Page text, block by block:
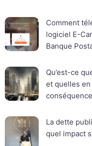
Comment
logiciel E-
Banque
Qu’est-ce
et quelles
La dette
quel impact